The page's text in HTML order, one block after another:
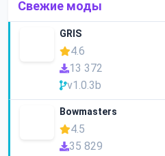
Свежие моды
GRIS
4.6
13 372
v1.0.3b
Bowmasters
4.5
35 829